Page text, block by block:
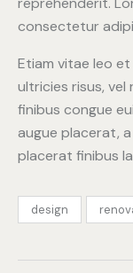
consectetur
Etiam vitae leo
ultricies risus,
finibus congue
augue placerat,
placerat finibus
design